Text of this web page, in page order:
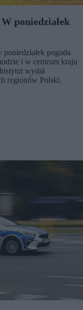
poniedziałek
pogoda
i w centrum kraju
wydał
regionów Polski.